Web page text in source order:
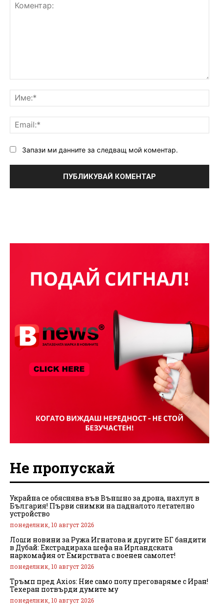
Запази ми данните за следващ мой коментар.
Не пропускай
Украйна се обяснява във Външно за дрона, нахлул в
България! Първи снимки на падналото летателно
устройство
понеделник, 10 август 2026
Лоши новини за Ружа Игнатова и другите БГ бандити
в Дубай: Екстрадираха шефа на Ирландската
наркомафия от Емирствата с военен самолет!
понеделник, 10 август 2026
Тръмп пред Axios: Ние само полу преговаряме с Иран!
Техеран потвърди думите му
понеделник, 10 август 2026